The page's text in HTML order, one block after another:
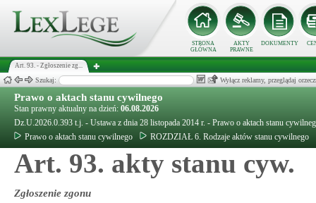
STRONA
GŁÓWNA
AKTY
PRAWNE
DOKUMENTY
Art. 93. - Zgłoszenie zg...
Szukaj: Wyłącz reklamy, przeglądaj
Prawo o aktach stanu cywilnego
Stan prawny aktualny na dzień: 06.08.2026
Dz.U.2026.0.393 t.j. - Ustawa z dnia 28 listopada 2014 r. - Prawo o aktach stanu
Prawo o aktach stanu cywilnego
ROZDZIAŁ 6. Rodzaje aktów stanu cywilnego
Art. 93. akty stanu cyw.
Zgłoszenie zgonu